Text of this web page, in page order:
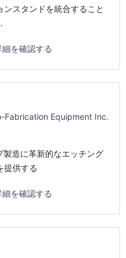
ンスタンドを統合すること
細を確認する
Fabrication Equipment Inc.
造に革新的なエッチング
提供する
細を確認する